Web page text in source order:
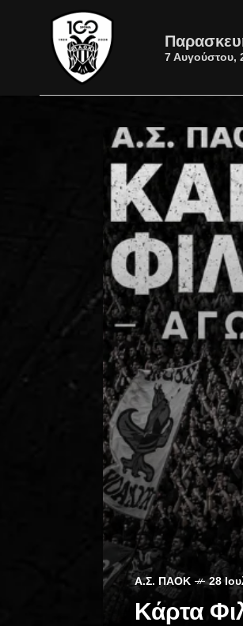
7 Αυγούστου,
Α.Σ. ΠΑΟΚ 28
Κάρτα